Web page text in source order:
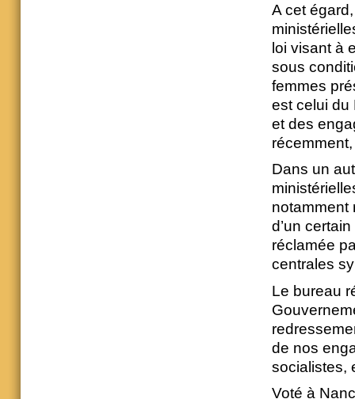
A cet
loi visant à
sous
femmes
est celui du
et des
Dans un
notamment
d’un
réclamée
centrales
Le bureau
de nos
socialistes,
Voté à